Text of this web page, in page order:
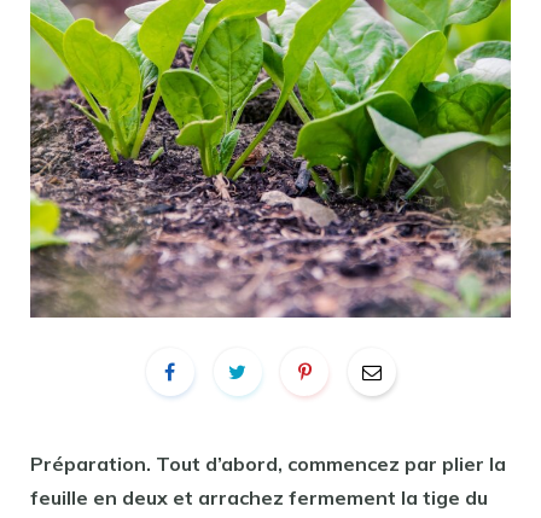
Préparation. Tout d’abord, commencez par plier la
feuille en deux et arrachez fermement la tige du